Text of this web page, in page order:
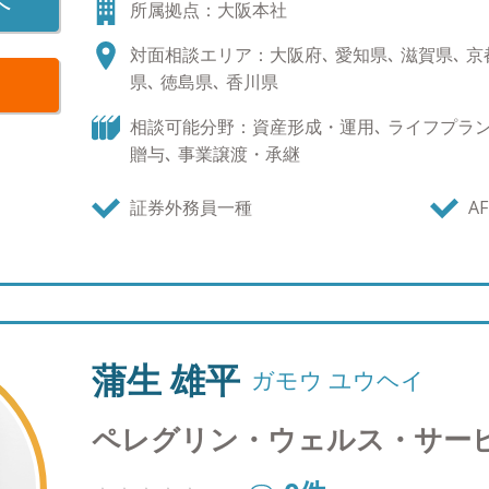
アの海外研修等を経験。 IFAに転じた後、現在の
る姿勢に感銘を受け、2018年にペレグリン・ウ
様へ提案ありきの関係性は元々好きではなく、日
ンを強めていくことが大事であると考えており
お客さまから頂けるような関係性が築けたときが
かったと感じる時です。 転勤の無いIFAという立
所属拠点：大阪本社
対面相談エリア：大阪府､ 愛知県､ 滋賀県､
県､ 徳島県､ 香川県
相談可能分野：資産形成・運用､ ライフプラ
贈与､ 事業譲渡・承継
証券外務員一種
蒲生 雄平 ガモウ ユウヘイ
ペレグリン・ウェルス・サー